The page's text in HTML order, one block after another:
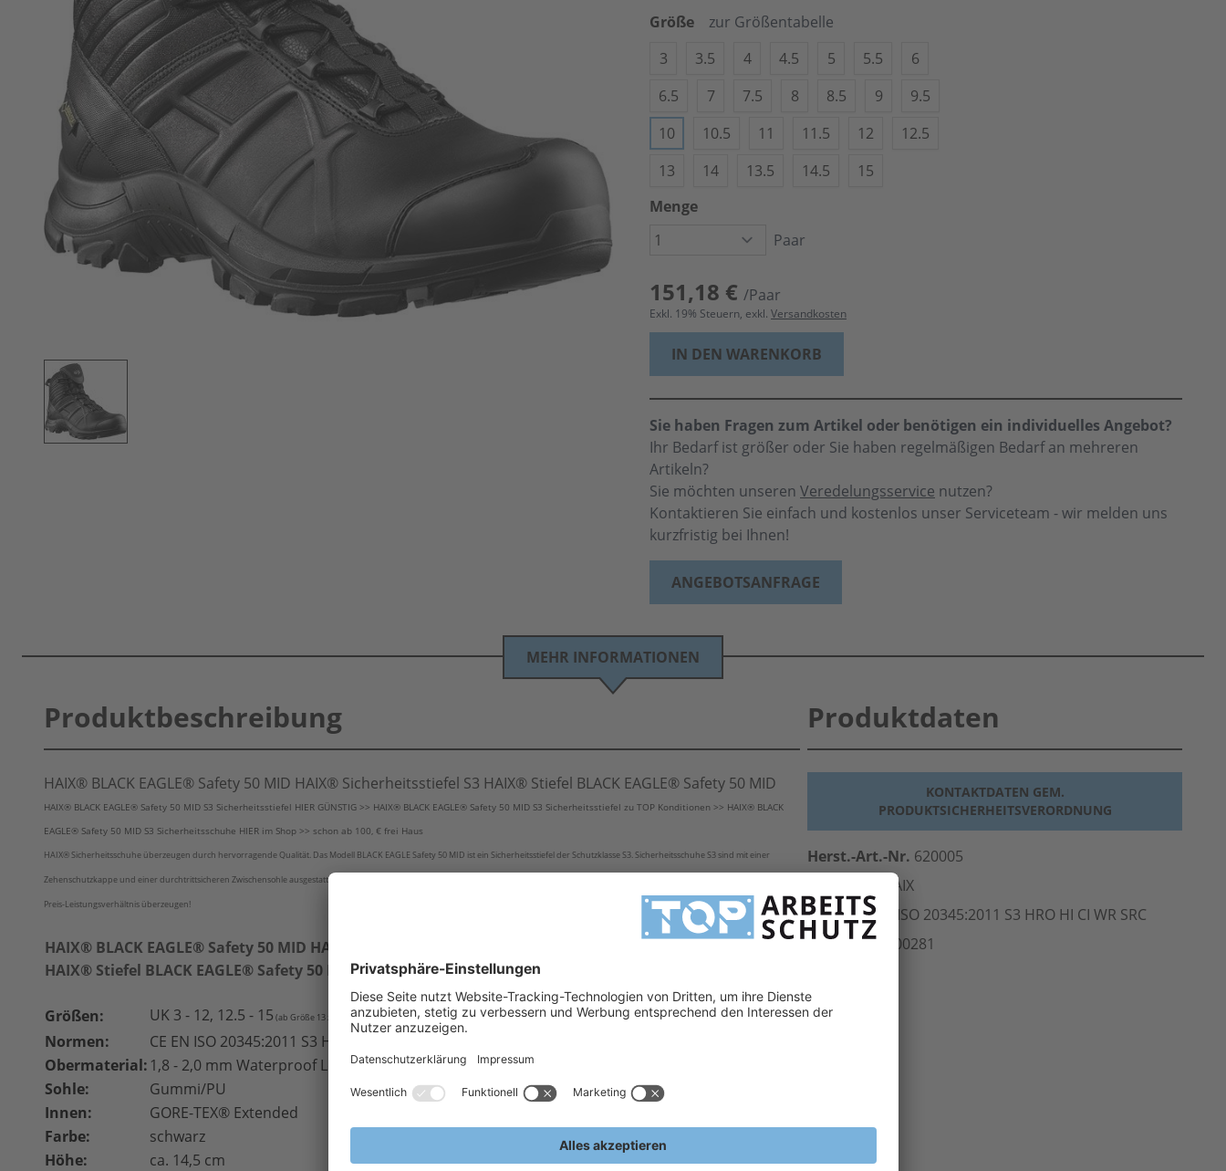
Größe
zur Größentabelle
3
3.5 4 4.5 5 5.5
6
6.5
7 7.5 8 8.5 9
9.5
10
10.5 11 11.5 12
12.5
13
14 13.5 14.5
15
Menge
Paar
151,18 € /Paar
Exkl. 19% Steuern, exkl. Versandkosten
IN DEN WARENKORB
Sie haben Fragen zum Artikel oder benötigen ein individuelles Angebot?
Ihr Bedarf ist größer oder Sie haben regelmäßigen Bedarf an mehreren
Artikeln?
Sie möchten unseren Veredelungsservice nutzen?
Kontaktieren Sie einfach und kostenlos unser Serviceteam - wir melden uns
kurzfristig bei Ihnen!
ANGEBOTSANFRAGE
MEHR INFORMATIONEN
Produktbeschreibung
HAIX® BLACK EAGLE® Safety 50 MID HAIX® Sicherheitsstiefel S3 HAIX® Stiefel BLACK EAGLE® Safety 50 MID
HAIX® BLACK EAGLE® Safety 50 MID S3 Sicherheitsstiefel HIER GÜNSTIG >> HAIX® BLACK EAGLE® Safety 50 MID S3 Sicherheitsstiefel zu TOP Konditionen >> HAIX® BLACK
EAGLE® Safety 50 MID S3 Sicherheitsschuhe HIER im Shop >> schon ab 100, € frei Haus
HAIX® Sicherheitsschuhe überzeugen durch hervorragende Qualität. Das Modell BLACK EAGLE Safety 50 MID ist ein Sicherheitsstiefel der Schutzklasse S3. Sicherheitsschuhe S3 sind mit einer
Zehenschutzkappe und einer durchtrittsicheren Zwischensohle ausgestattet. HAIX® BLACK EAGLE Safety 50 MID ein HAIX® Stiefel ohne Kompromisse - Lassen auch Sie sich von dem hervorragendn
Preis-Leistungsverhältnis überzeugen!
HAIX® BLACK EAGLE® Safety 50 MID HAIX® Sicherheitsstiefel S3
HAIX® Stiefel BLACK EAGLE® Safety 50 MID
Größen: UK 3 - 12, 12.5 - 15 (ab Größe 13 zzgl. ÜGZ siehe Auswahl)
Normen:
CE EN ISO 20345:2011 S3 HRO HI CI WR SRC
Obermaterial: 1,8 - 2,0 mm Waterproof Leder
Sohle:
Gummi/PU
Innen:
GORE-TEX® Extended
Farbe:
schwarz
Höhe:
ca. 14,5 cm
Produktdaten
KONTAKTDATEN GEM.
PRODUKTSICHERHEITSVERORDNUNG
Herst.-Art.-Nr. 620005
HAIX
Norm CE EN ISO 20345:2011 S3 HRO HI CI WR SRC
Art.-Nr.202.00281